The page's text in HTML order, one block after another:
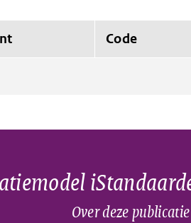
Code
Over deze publicatie